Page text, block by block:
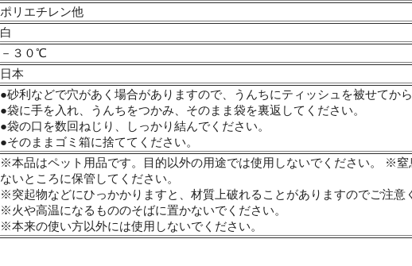
ポリエチレン他
白
－３０℃
日本
●砂利などで穴があく場合がありますので、うんちにティッシュを被せてから
●袋に手を入れ、うんちをつかみ、そのまま袋を裏返してください。
●袋の口を数回ねじり、しっかり結んでください。
●そのままゴミ箱に捨ててください。
※本品はペット用品です。目的以外の用途では使用しないでください。 ※
ないところに保管してください。
※突起物などにひっかかりますと、材質上破れることがありますのでご注意
※火や高温になるもののそばに置かないでください。
※本来の使い方以外には使用しないでください。